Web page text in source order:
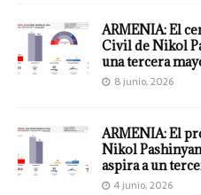
ARMENIA: El
Civil de Nikol
una tercera
8 junio, 2026
ARMENIA: El
Nikol
aspira a un
4 junio, 2026